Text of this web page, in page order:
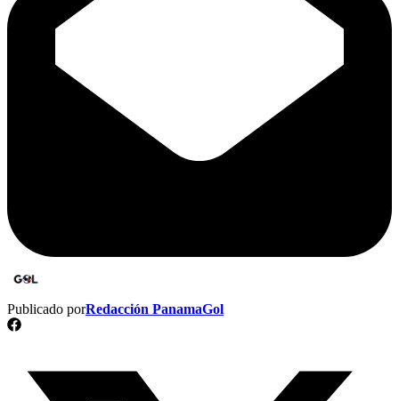
Publicado porRedacción PanamaGol